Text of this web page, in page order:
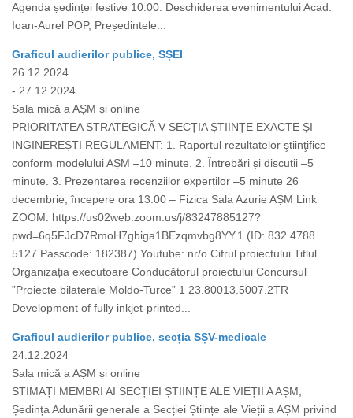
Agenda ședinței festive 10.00: Deschiderea evenimentului Acad.
Ioan-Aurel POP, Președintele...
Graficul audierilor publice, SȘEI
26.12.2024
- 27.12.2024
Sala mică a AȘM și online
PRIORITATEA STRATEGICĂ V SECȚIA ȘTIINȚE EXACTE ȘI
INGINEREȘTI REGULAMENT: 1. Raportul rezultatelor ştiinţifice
conform modelului AȘM –10 minute. 2. Întrebări și discuții –5
minute. 3. Prezentarea recenziilor experților –5 minute 26
decembrie, începere ora 13.00 – Fizica Sala Azurie AȘM Link
ZOOM: https://us02web.zoom.us/j/83247885127?
pwd=6q5FJcD7RmoH7gbiga1BEzqmvbg8YY.1 (ID: 832 4788
5127 Passcode: 182387) Youtube: nr/o Cifrul proiectului Titlul
Organizația executoare Conducătorul proiectului Concursul
”Proiecte bilaterale Moldo-Turce” 1 23.80013.5007.2TR
Development of fully inkjet-printed...
Graficul audierilor publice, secția SȘV-medicale
24.12.2024
Sala mică a AȘM și online
STIMAȚI MEMBRI AI SECȚIEI ȘTIINȚE ALE VIEȚII A AȘM,
Ședința Adunării generale a Secției Științe ale Vieții a AȘM privind